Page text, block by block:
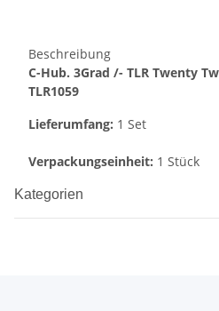
Beschreibung
C-Hub. 3Grad /- TLR Twenty
TLR1059
Lieferumfang: 1 Set
Verpackungseinheit: 1 Stück
Kategorien